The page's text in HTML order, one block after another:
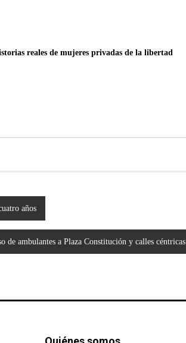
reales de mujeres privadas de la libertad
años
de ambulantes a Plaza Constitución y calles céntricas